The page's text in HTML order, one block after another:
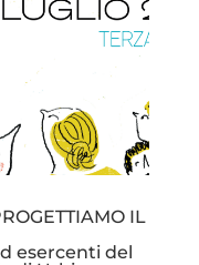
IL
esercenti del